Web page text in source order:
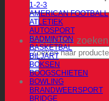
Producten zoeken
1-2-3
AMERICAN FOOTBALL
ATLETIEK
AUTOSPORT
BADMINTON
BASKETBAL
BILJART
BOKSEN
BOOGSCHIETEN
BOWLING
BRANDWEERSPORT
BRIDGE